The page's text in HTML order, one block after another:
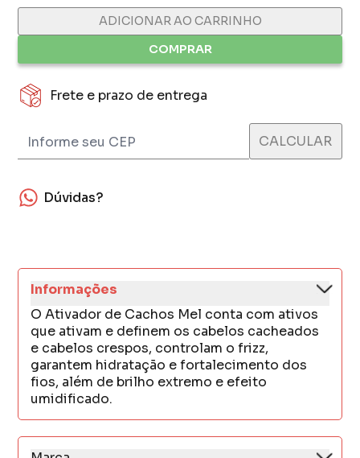
ADICIONAR AO CARRINHO
COMPRAR
Frete e prazo de entrega
Dúvidas?
Informações
O Ativador de Cachos Mel conta com ativos
que ativam e definem os cabelos cacheados
e cabelos crespos, controlam o frizz,
garantem hidratação e fortalecimento dos
fios, além de brilho extremo e efeito
umidificado.